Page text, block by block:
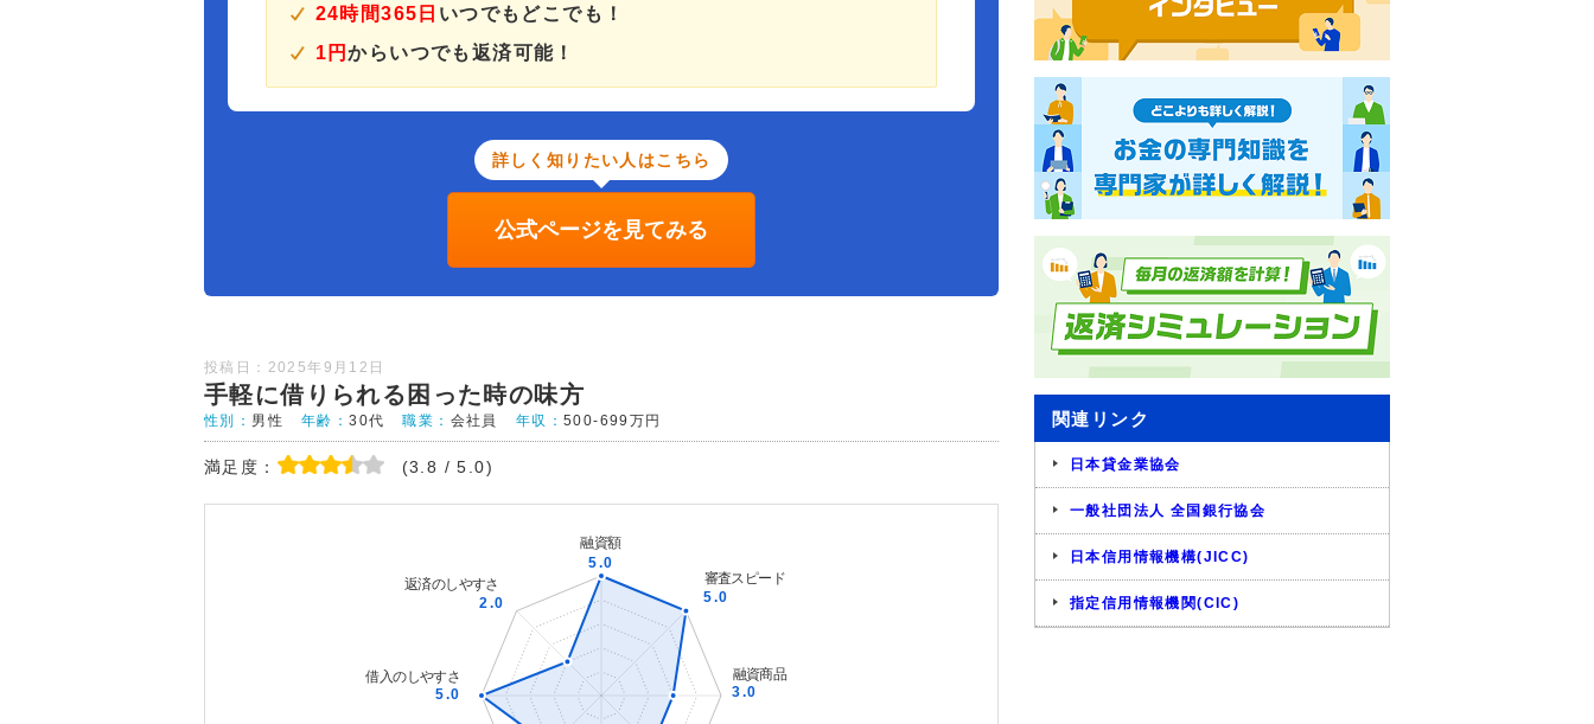
24時間365日 いつでもどこでも！
1円からいつでも返済可能！
詳しく知りたい人はこちら
公式ページを見てみる
投稿日：2025年9月12日
手軽に借りられる困った時の味方
性別： 男性 年齢：30代 職業： 会社員 年収：500-699万円
満足度： (3.8 / 5.0)
関連リンク
日本貸金業協会
一般社団法人 全国銀行協会
日本信用情報機構(JICC)
指定信用情報機関(CIC)